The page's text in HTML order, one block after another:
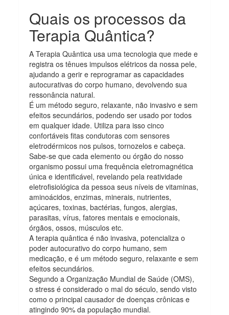
Quais os processos da
Terapia Quântica?
A Terapia Quântica usa uma tecnologia que mede e
registra os tênues impulsos elétricos da nossa pele,
ajudando a gerir e reprogramar as capacidades
autocurativas do corpo humano, devolvendo sua
ressonância natural.
É um método seguro, relaxante, não invasivo e sem
efeitos secundários, podendo ser usado por todos
em qualquer idade. Utiliza para isso cinco
confortáveis fitas condutoras com sensores
eletrodérmicos nos pulsos, tornozelos e cabeça.
Sabe-se que cada elemento ou órgão do nosso
organismo possui uma frequência eletromagnética
única e identificável, revelando pela reatividade
eletrofisiológica da pessoa seus níveis de vitaminas,
aminoácidos, enzimas, minerais, nutrientes,
açúcares, toxinas, bactérias, fungos, alergias,
parasitas, vírus, fatores mentais e emocionais,
órgãos, ossos, músculos etc.
A terapia quântica é não invasiva, potencializa o
poder autocurativo do corpo humano, sem
medicação, e é um método seguro, relaxante e sem
efeitos secundários.
Segundo a Organização Mundial de Saúde (OMS),
o stress é considerado o mal do século, sendo visto
como o principal causador de doenças crônicas e
atingindo 90% da população mundial.